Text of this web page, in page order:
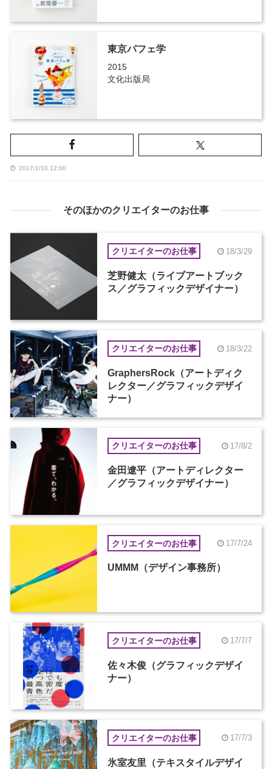
東京パフェ学
2015
文化出版局
2017/1/10 12:00
そのほかのクリエイターのお仕事
クリエイターのお仕事 18/3/29
芝野健太（ライブアートブック
ス／グラフィックデザイナー）
クリエイターのお仕事 18/3/22
GraphersRock（アートディク
レクター／グラフィックデザイ
ナー）
クリエイターのお仕事 17/8/2
金田遼平（アートディレクター
／グラフィックデザイナー）
クリエイターのお仕事 17/7/24
UMMM（デザイン事務所）
クリエイターのお仕事 17/7/7
佐々木俊（グラフィックデザイ
ナー）
クリエイターのお仕事 17/7/3
氷室友里（テキスタイルデザイ